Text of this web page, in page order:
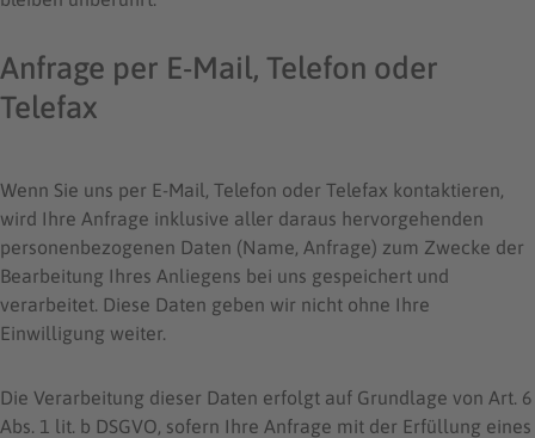
Anfrage per E-Mail, Telefon oder
Telefax
Wenn Sie uns per E-Mail, Telefon oder Telefax kontaktieren,
wird Ihre Anfrage inklusive aller daraus hervorgehenden
personenbezogenen Daten (Name, Anfrage) zum Zwecke der
Bearbeitung Ihres Anliegens bei uns gespeichert und
verarbeitet. Diese Daten geben wir nicht ohne Ihre
Einwilligung weiter.
Die Verarbeitung dieser Daten erfolgt auf Grundlage von Art. 6
Abs. 1 lit. b DSGVO, sofern Ihre Anfrage mit der Erfüllung eines